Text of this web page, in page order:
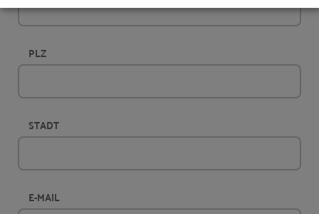
PLZ
STADT
E-MAIL